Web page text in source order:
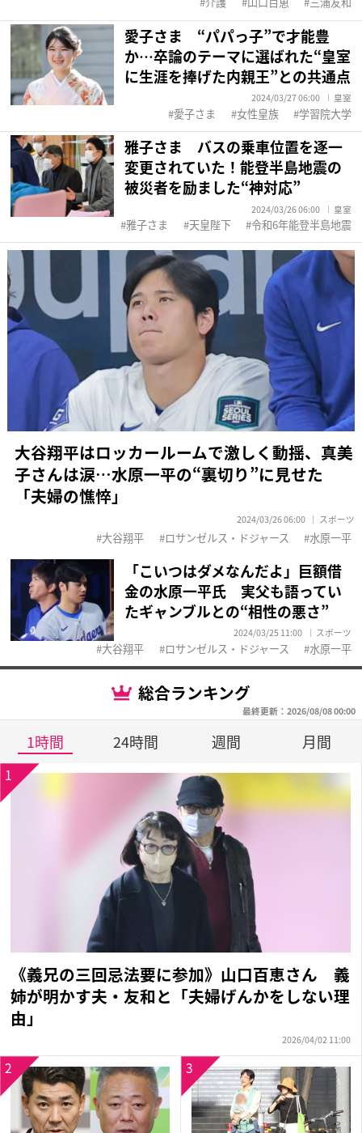
愛子さま “パパっ子”で才能豊
か…卒論のテーマに選ばれた“皇室
に生涯を捧げた内親王”との共通点
2024/03/27 06:00 皇室
愛子さま 女性皇族 学習院大学
雅子さま バスの乗車位置を逐一
変更されていた！能登半島地震の
被災者を励ました“神対応”
2024/03/26 06:00 皇室
雅子さま 天皇陛下 令和6年能登半島地震
大谷翔平はロッカールームで激しく動揺、真美
子さんは涙…水原一平の“裏切り”に見せた
「夫婦の憔悴」
2024/03/26 06:00 スポーツ
大谷翔平 ロサンゼルス・ドジャース 水原一平
「こいつはダメなんだよ」巨額借
金の水原一平氏 実父も語ってい
たギャンブルとの“相性の悪さ”
2024/03/25 11:00 スポーツ
大谷翔平 ロサンゼルス・ドジャース 水原一平
総合ランキング
最終更新：2026/08/08 00:00
1時間 24時間 週間 月間
《義兄の三回忌法要に参加》山口百恵さん 義
姉が明かす夫・友和と「夫婦げんかをしない理
由」
2026/04/02 11:00
1
2 3